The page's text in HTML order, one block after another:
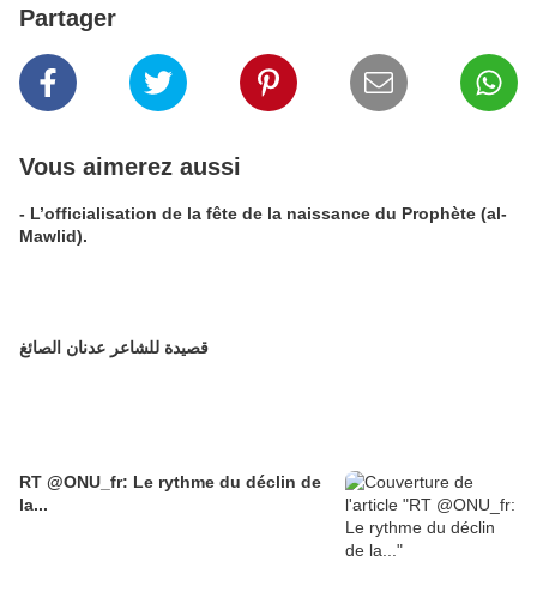
Partager
Vous aimerez aussi
- L’officialisation de la fête de la naissance du Prophète (al-
Mawlid).
قصيدة للشاعر عدنان الصائغ
RT @ONU_fr: Le rythme du déclin de
la...